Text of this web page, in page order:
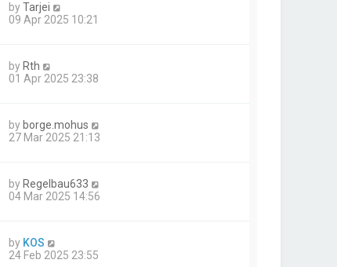
byTarjei
09 Apr 2025 10:21
by Rth
01 Apr 2025 23:38
by borge.mohus
27 Mar 2025 21:13
by Regelbau633
04 Mar 2025 14:56
by KOS
24 Feb 2025 23:55